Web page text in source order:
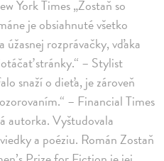
York Times „Zostaň so
je obsiahnuté všetko
úžasnej rozprávačky, vďaka
stránky.“ – Stylist
snaží o dieťa, je zároveň
– Financial Times
autorka. Vyštudovala
a poéziu. Román Zostaň